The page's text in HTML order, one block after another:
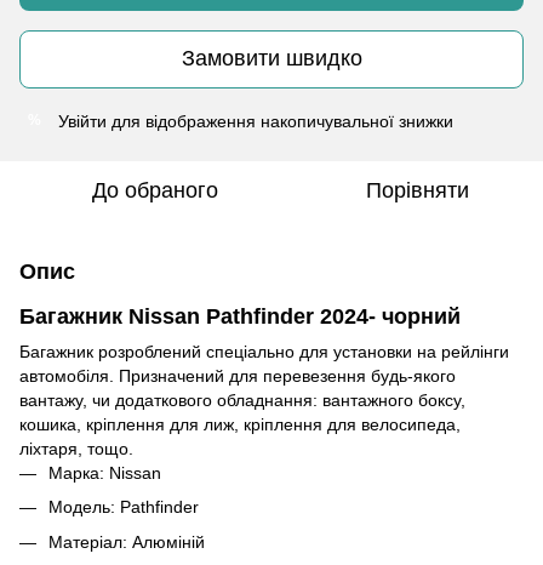
Замовити швидко
Увійти для відображення накопичувальної знижки
До обраного Порівняти
Опис
Багажник Nissan Pathfinder 2024- чорний
Багажник розроблений спеціально для установки на рейлінги
автомобіля. Призначений для перевезення будь-якого
вантажу, чи додаткового обладнання: вантажного боксу,
кошика, кріплення для лиж, кріплення для велосипеда,
ліхтаря, тощо.
Марка: Nissan
Модель: Pathfinder
Матеріал: Алюміній